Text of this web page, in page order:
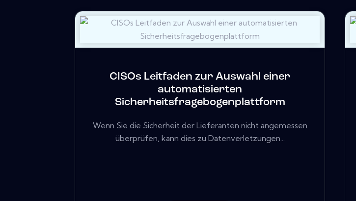
CISOs Leitfaden zur Auswahl einer
automatisierten
Sicherheitsfragebogenplattform
Wenn Sie die Sicherheit der Lieferanten nicht angemessen
überprüfen, kann dies zu Datenverletzungen...